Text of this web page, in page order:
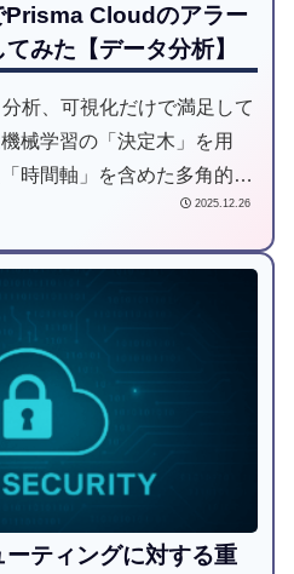
Prisma Cloudのアラー
みた【データ分析】
析、可視化だけで満足して
械学習の「決定木」を用
時間軸」を含めた多角的な
よる実装から、生成AIによ
2025.12.26
ーティングに対する重